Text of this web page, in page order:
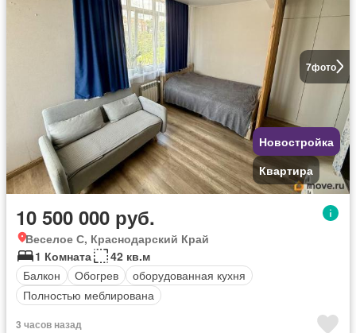
7фото
Новостройка
Квартира
10 500 000 руб.
Веселое С, Краснодарский Край
1 Комната
42 кв.м
Балкон
Обогрев
оборудованная кухня
Полностью меблирована
3 часов назад